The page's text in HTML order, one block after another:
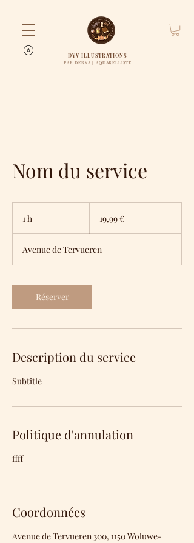
DYV ILLUSTRATIONS
PAR DERYA | AQUARELLISTE
Nom du service
1 h 19,99 €
Avenue de Tervueren
Réserver
Description du service
Subtitle
Politique d'annulation
ffff
Coordonnées
Avenue de Tervueren 300, 1150 Woluwe-